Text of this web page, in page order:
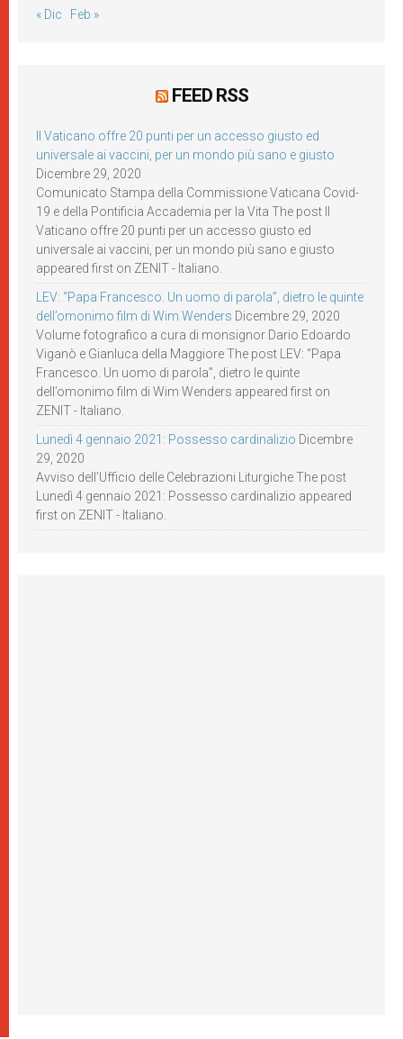
« Dic Feb »
FEED RSS
Il Vaticano offre 20 punti per un accesso giusto ed
universale ai vaccini, per un mondo più sano e giusto
Dicembre 29, 2020
Comunicato Stampa della Commissione Vaticana Covid-
19 e della Pontificia Accademia per la Vita The post Il
Vaticano offre 20 punti per un accesso giusto ed
universale ai vaccini, per un mondo più sano e giusto
appeared first on ZENIT - Italiano.
LEV: “Papa Francesco. Un uomo di parola”, dietro le quinte
dell’omonimo film di Wim Wenders Dicembre 29, 2020
Volume fotografico a cura di monsignor Dario Edoardo
Viganò e Gianluca della Maggiore The post LEV: “Papa
Francesco. Un uomo di parola”, dietro le quinte
dell’omonimo film di Wim Wenders appeared first on
ZENIT - Italiano.
Lunedì 4 gennaio 2021: Possesso cardinalizio Dicembre
29, 2020
Avviso dell’Ufficio delle Celebrazioni Liturgiche The post
Lunedì 4 gennaio 2021: Possesso cardinalizio appeared
first on ZENIT - Italiano.